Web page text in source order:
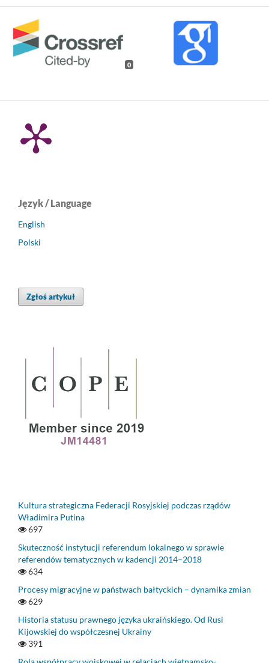
0
Język / Language
English
Polski
Zgłoś artykuł
Kultura strategiczna Federacji Rosyjskiej podczas rządów
Władimira Putina
697
Skuteczność instytucji referendum lokalnego w sprawie
referendów tematycznych w kadencji 2014–2018
634
Procesy migracyjne w państwach bałtyckich – dynamika zmian
629
Historia statusu prawnego języka ukraińskiego. Od Rusi
Kijowskiej do współczesnej Ukrainy
391